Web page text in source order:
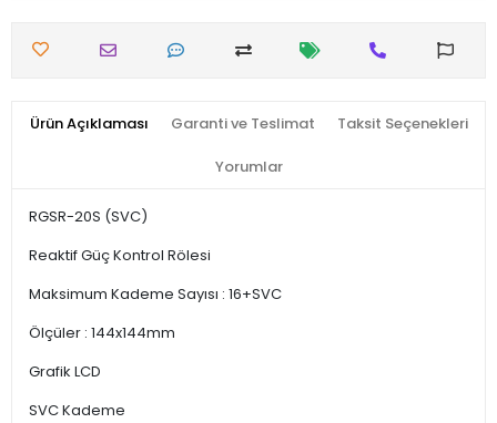
Ürün Açıklaması Garanti ve Teslimat Taksit Seçenekleri
Yorumlar
RGSR-20S (SVC)
Reaktif Güç Kontrol Rölesi
Maksimum Kademe Sayısı : 16+SVC
Ölçüler : 144x144mm
Grafik LCD
SVC Kademe